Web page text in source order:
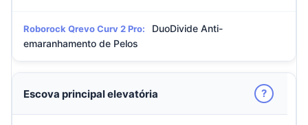
Roborock Qrevo Curv 2 Pro:
DuoDivide Anti-
emaranhamento de Pelos
Escova principal elevatória ?